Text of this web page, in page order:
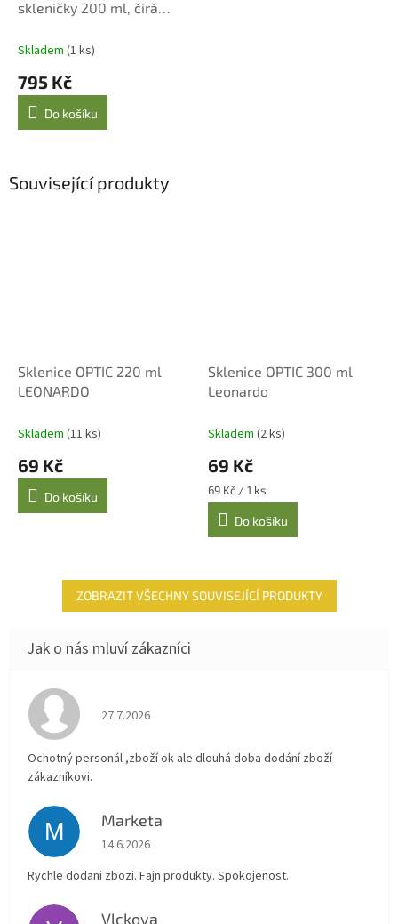
skleničky 200 ml, čirá
Skladem (1 ks)
795 Kč
Do košíku
Související produkty
Sklenice OPTIC 220 ml
LEONARDO
Skladem (11 ks)
69 Kč
Do košíku
Sklenice OPTIC 300 ml
Leonardo
Skladem (2 ks)
69 Kč
Měrná
cena:
69 Kč / 1 ks
Do košíku
ZOBRAZIT VŠECHNY SOUVISEJÍCÍ PRODUKTY
Hodnocení obchodu je 4 z 5 hvězdiček.
27.7.2026
Ochotný personál ,zboží ok ale dlouhá doba dodání zboží
zákazníkovi.
M Marketa
Hodnocení obchodu je 5 z 5 hvězdiček.
14.6.2026
Rychle dodani zbozi. Fajn produkty. Spokojenost.
Vlckova